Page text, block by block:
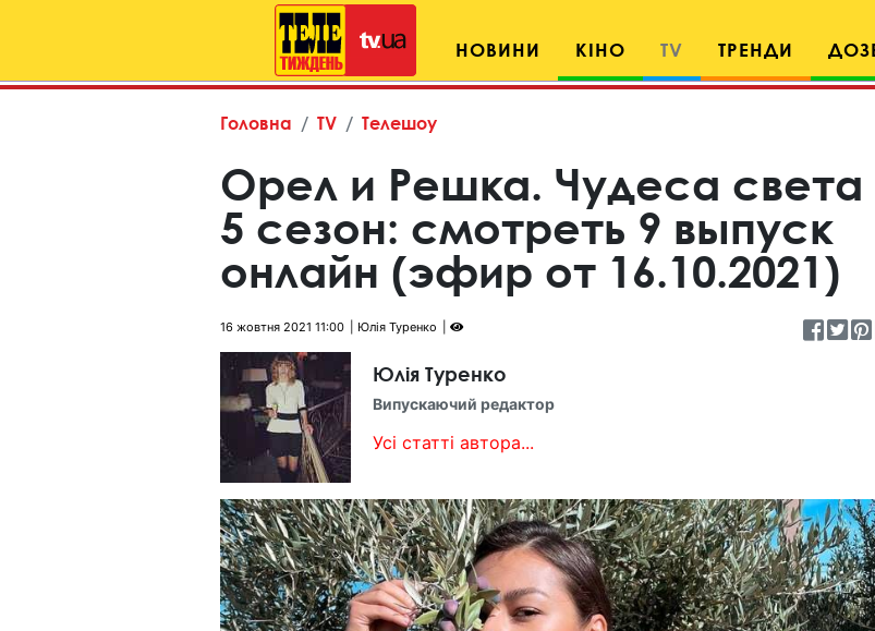
НОВИНИ КІНО TV ТРЕНДИ
Головна TV Телешоу
Орел и Решка. Чудеса света
5 сезон: смотреть 9 выпуск
онлайн (эфир от 16.10.2021)
16 жовтня 2021 11:00 Юлія Туренко
Юлія Туренко
Випускаючий редактор
Усі статті автора...